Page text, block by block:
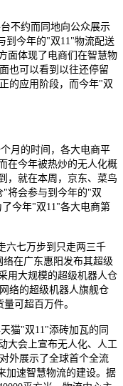
不约而同地向公众展示
到今年的"双11"物流配送
面体现了电商们在智慧物
也可以看到以往还停留
的应用阶段，而今年"双
月的时间，各大电商平
在今年被热炒的无人化概
，就在本周，京东、菜鸟
"将会参与到今年的"双
今年"双11"各大电商第
六七万步到只走两三千
在广东惠阳发布其超级
用大规模的超级机器人仓
络的超级机器人旗舰仓
可超百万件。
猫"双11"添砖加瓦的同
大会上宣布无人化、人工
外展示了全球首个全流
加速智慧物流的建设。据